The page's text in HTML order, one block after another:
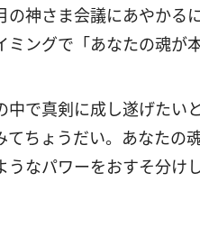
の神さま会議にあやかる
ミングで「あなたの魂が
中で真剣に成し遂げたい
てちょうだい。あなたの
うなパワーをおすそ分け